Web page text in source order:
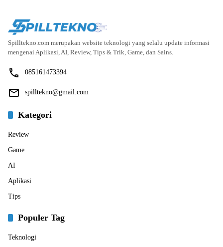
Spilltekno.com merupakan website teknologi yang selalu update informasi
mengenai Aplikasi, AI, Review, Tips & Trik, Game, dan Sains.
085161473394
spilltekno@gmail.com
Kategori
Review
Game
AI
Aplikasi
Tips
Populer Tag
Teknologi